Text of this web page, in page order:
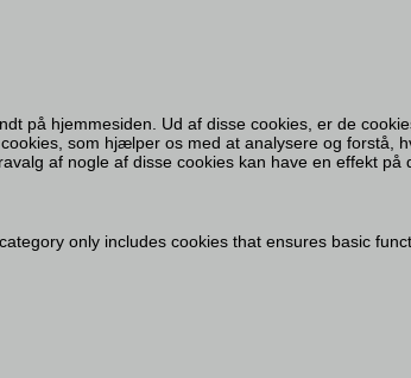
på hjemmesiden. Ud af disse cookies, er de
som hjælper os med at analysere og forstå,
af nogle af disse cookies kan have en effekt på
only includes cookies that ensures basic